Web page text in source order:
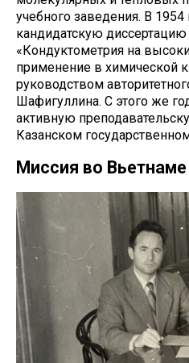
учебного заведения. В 1954
кандидатскую диссертацию
«Кондуктометрия на
применение в химической
руководством
Шафигуллина. С этого же
активную
Казанском
Миссия во Вьетнаме